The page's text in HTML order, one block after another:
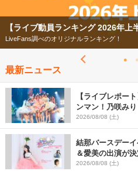
【ライブ動員ランキング 2026年上
LiveFans調べのオリジナルランキング！
最新ニュース
【ライブレポー
ンマン！乃咲み
Onephony新体
＞
2026/08/08 (土)
結那バースデー
＆愛美の出演が決
2026/08/08 (土)